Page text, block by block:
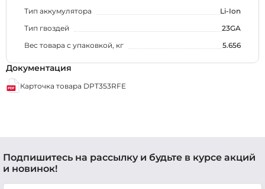
Тип аккумулятора
Li-Ion
Тип гвоздей
23GA
Вес товара с упаковкой, кг
5.656
Документация
Карточка товара DPT353RFE
Подпишитесь на рассылку и будьте в курсе акций
и новинок!